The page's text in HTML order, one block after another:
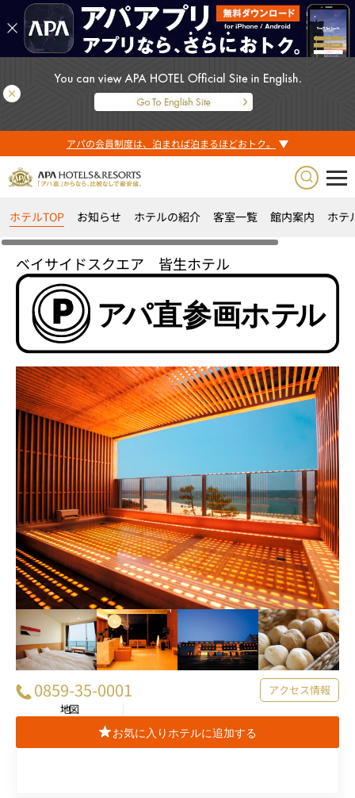
アパの会員制度は、泊まれば泊まるほどおトク。
ホテルTOP お知らせ ホテルの紹介 客室一覧 館内案内 ホテ
ベイサイドスクエア 皆生ホテル
0859-35-0001
アクセス情報
地図
お気に入りホテルに追加する